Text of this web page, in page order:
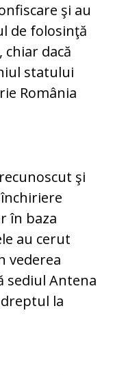
şi au
de folosinţă
chiar dacă
statului
România
şi
în baza
au cerut
vederea
sediul Antena
dreptul la